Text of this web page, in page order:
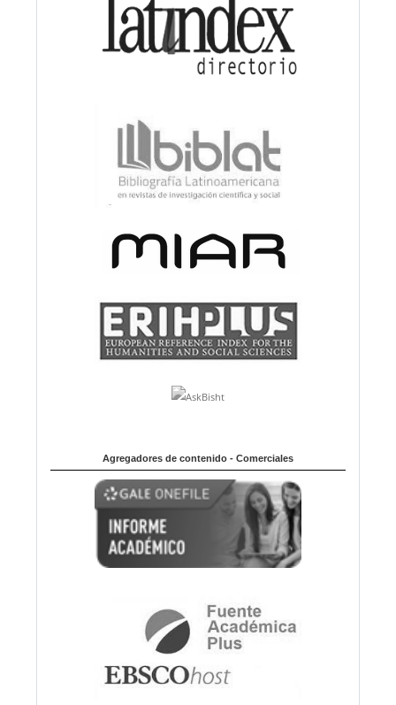
Agregadores de contenido - Comerciales